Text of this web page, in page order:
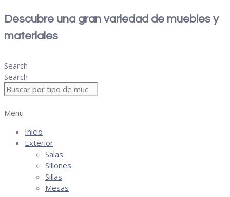
Descubre una gran variedad de muebles y
materiales
Search
Search
Menu
Inicio
Exterior
Salas
Sillones
Sillas
Mesas